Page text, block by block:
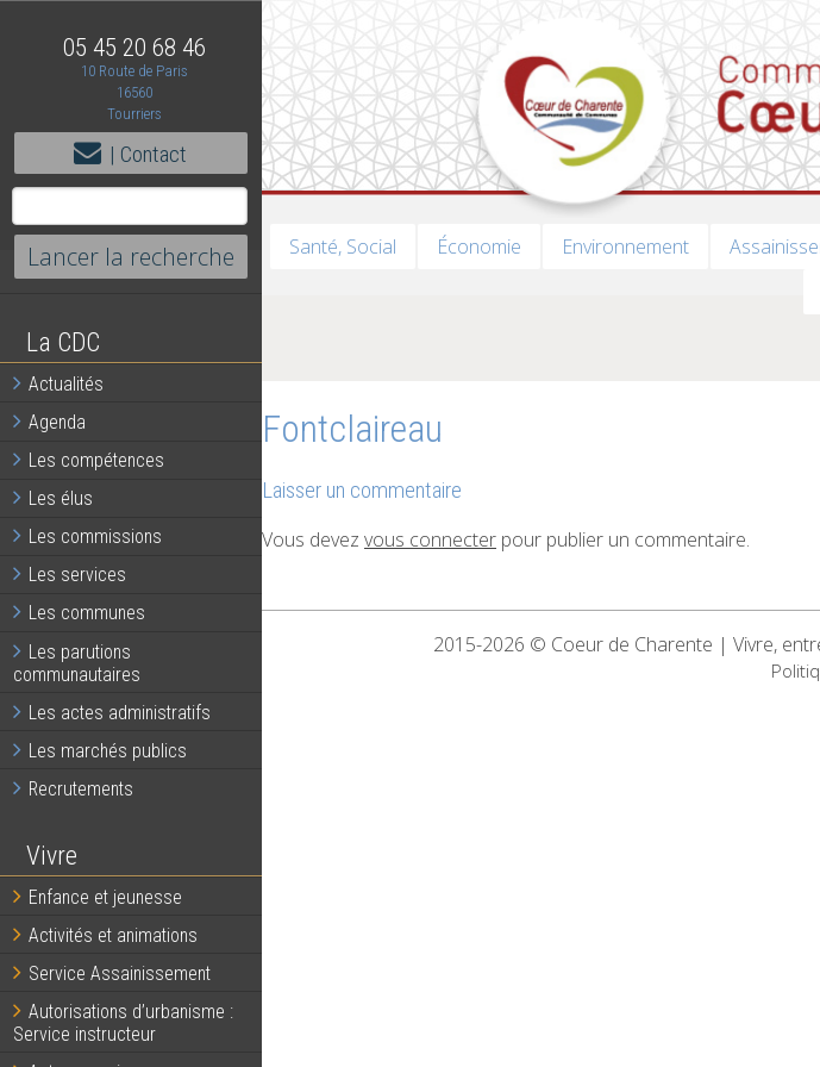
05 45 20 68 46
10 Route de Paris
16560
Tourriers
| Contact
La CDC
Actualités
Agenda
Les compétences
Les élus
Les commissions
Les services
Les communes
Les parutions
communautaires
Les actes administratifs
Les marchés publics
Recrutements
Vivre
Enfance et jeunesse
Activités et animations
Service Assainissement
Autorisations d’urbanisme :
Service instructeur
Santé, Social Économie Environnement
Fontclaireau
Laisser un commentaire
Vous devez vous connecter pour publier un commentaire.
2015-2026 © Coeur de Charente | Vivre,